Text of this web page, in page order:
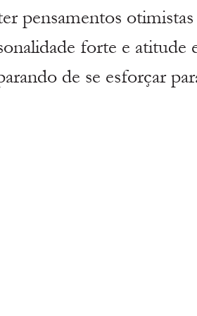
pensamentos
forte e atitude
de se esforçar